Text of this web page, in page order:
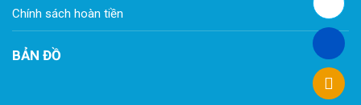
Chính sách hoàn tiền
BẢN ĐỒ